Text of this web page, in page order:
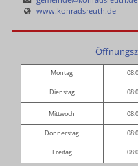
www.konradsreuth.de
Montag
Dienstag
Mittwoch
Donnerstag
Freitag